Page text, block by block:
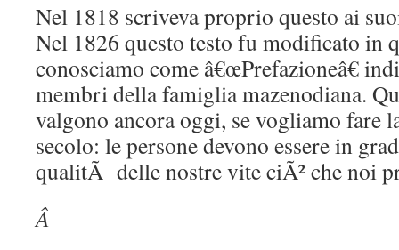
Nel 1818 scriveva proprio questo ai
Nel 1826 questo testo fu modificato in
conosciamo come â€œPrefazioneâ€
membri della famiglia mazenodiana.
valgono ancora oggi, se vogliamo fare
secolo: le persone devono essere in
qualitÃ delle nostre vite ciÃ² che noi
Â